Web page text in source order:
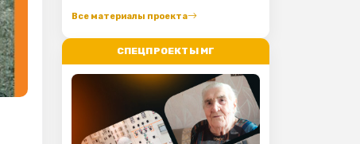
Все материалы проекта
СПЕЦПРОЕКТЫ МГ